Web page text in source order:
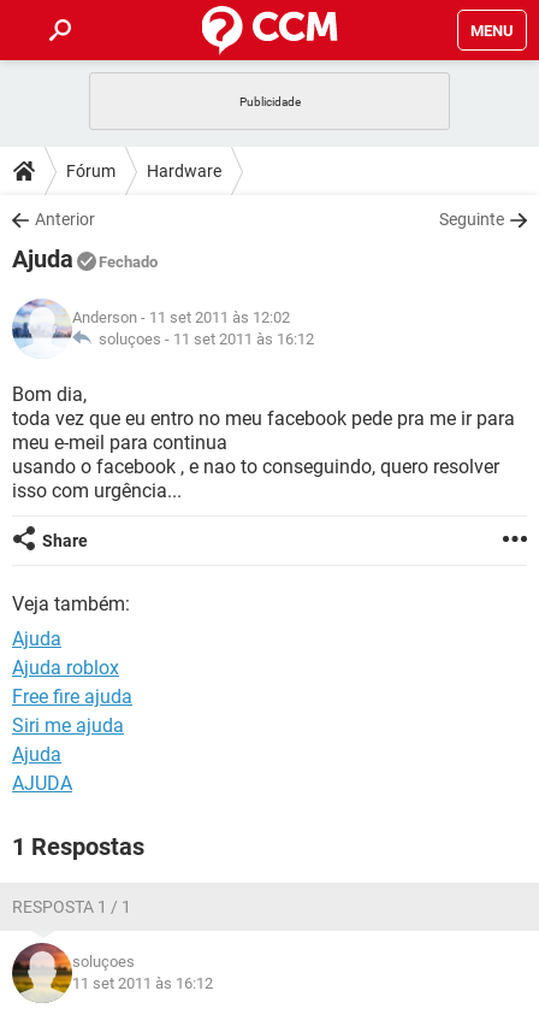
MENU
CELULAR
OUTLOOK
INSTAGRAM
GUIA DE COMPRAS
DICAS
JOGOS
INSTAGRAM GMAIL
GUIA DE COMPRAS
DOWNLOADS
JOGOS
CELULAR
OUTLOOK EXCEL
INSTAGRAM
GUIA DE COMPRAS
FÓRUM
JOGOS WHATSAPP
CELULAR
OUTLOOK
INSTAGRAM
GUIA DE COMPRAS
GLOSSÁRIO
JOGOS
CELULAR FACEBOOK
OUTLOOK EXCEL
GUIA DE COMPRAS
Fórum Hardware
Anterior Seguinte
Ajuda Fechado
Anderson - 11 set 2011 às 12:02
soluçoes - 11 set 2011 às 16:12
Bom dia,
toda vez que eu entro no meu facebook pede pra me ir para
meu e-meil para continua
usando o facebook , e nao to conseguindo, quero resolver
isso com urgência...
Share
Veja também:
Ajuda
Ajuda roblox
Free fire ajuda
Siri me ajuda
Ajuda
AJUDA
1 Respostas
RESPOSTA 1 / 1
soluçoes
11 set 2011 às 16:12